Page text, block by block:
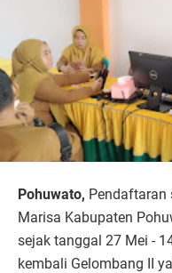
Pohuwato, Pendaftaran
Marisa Kabupaten
sejak tanggal 27 Mei -
kembali Gelombang II